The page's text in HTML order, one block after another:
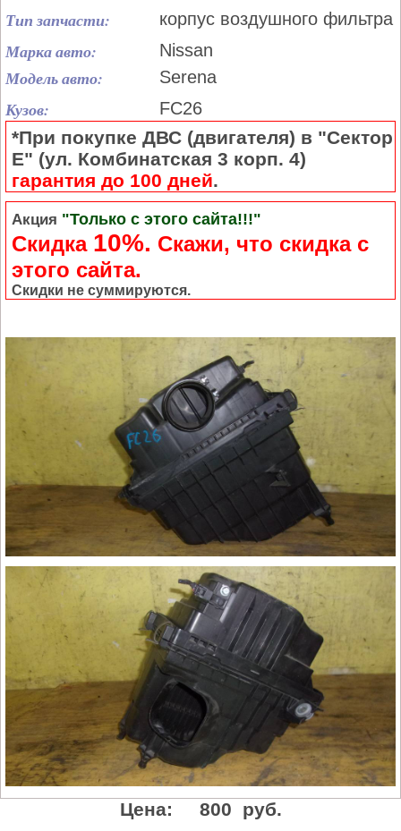
Тип запчасти: корпус воздушного фильтра
Марка авто: Nissan
Модель авто: Serena
Кузов: FC26
*При покупке ДВС (двигателя) в "Сектор
Е" (ул. Комбинатская 3 корп. 4)
гарантия до 100 дней.
Акция "Только с этого сайта!!!"
Скидка 10%. Cкажи, что скидка с
этого сайта.
Скидки не суммируются.
Цена: 800 руб.